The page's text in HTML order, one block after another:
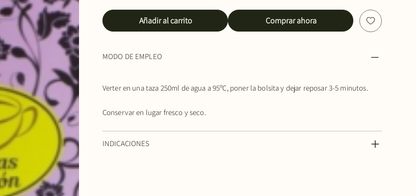
Añadir al carrito Comprar ahora
MODO DE EMPLEO
Verter en una taza 250ml de agua a 95ºC, poner la bolsita y dejar reposar 3-5 minutos.
Conservar en lugar fresco y seco.
INDICACIONES